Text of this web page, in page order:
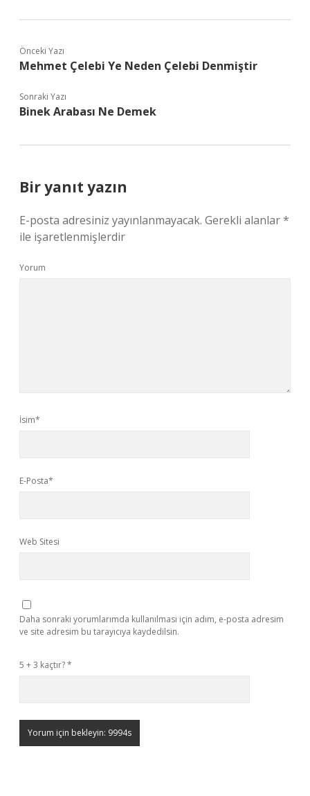
Önceki Yazı
Mehmet Çelebi Ye Neden Çelebi Denmiştir
Sonraki Yazı
Binek Arabası Ne Demek
Bir yanıt yazın
E-posta adresiniz yayınlanmayacak. Gerekli alanlar*
ile işaretlenmişlerdir
Yorum
İsim*
E-Posta*
Web Sitesi
Daha sonraki yorumlarımda kullanılması için adım, e-posta adresim
ve site adresim bu tarayıcıya kaydedilsin.
5 + 3 kaçtır?*